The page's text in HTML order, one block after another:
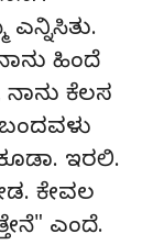
ಹಿಂದೆ
ಕೆಲಸ
ಇರಲಿ.
ಕೇವಲ
ಎಂದೆ.